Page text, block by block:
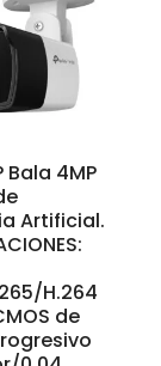
Bala 4MP
Artificial.
H.264
de